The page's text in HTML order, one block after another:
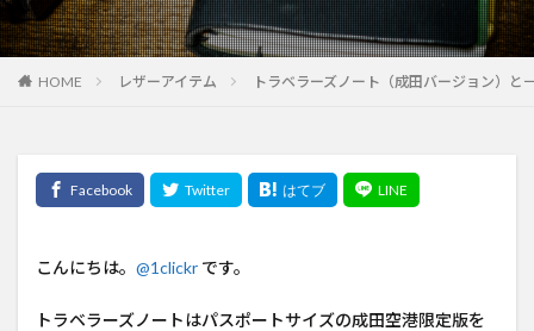
HOME レザーアイテム トラベラーズノート（成田バージョン）と
こんにちは。 @1clickr です。
トラベラーズノートはパスポートサイズの成田空港限定版を